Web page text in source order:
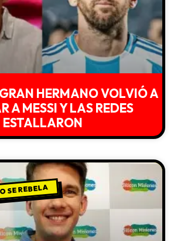
HERMANO VOLVIÓ A
A MESSI Y LAS REDES
ESTALLARON
SE REBELA